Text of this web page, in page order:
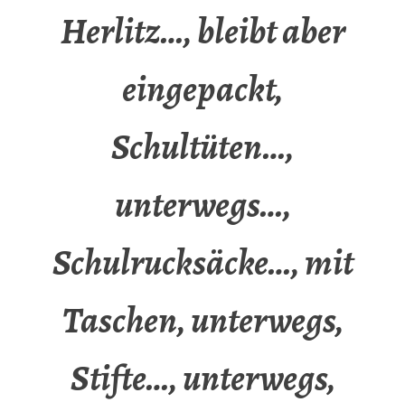
Herlitz…, bleibt aber
eingepackt,
Schultüten…,
unterwegs…,
Schulrucksäcke…, mit
Taschen, unterwegs,
Stifte…, unterwegs,